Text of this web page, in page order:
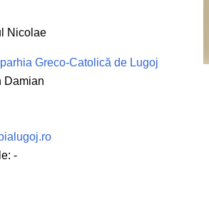
Nicolae
Greco-Catolică de Lugoj
Damian
-